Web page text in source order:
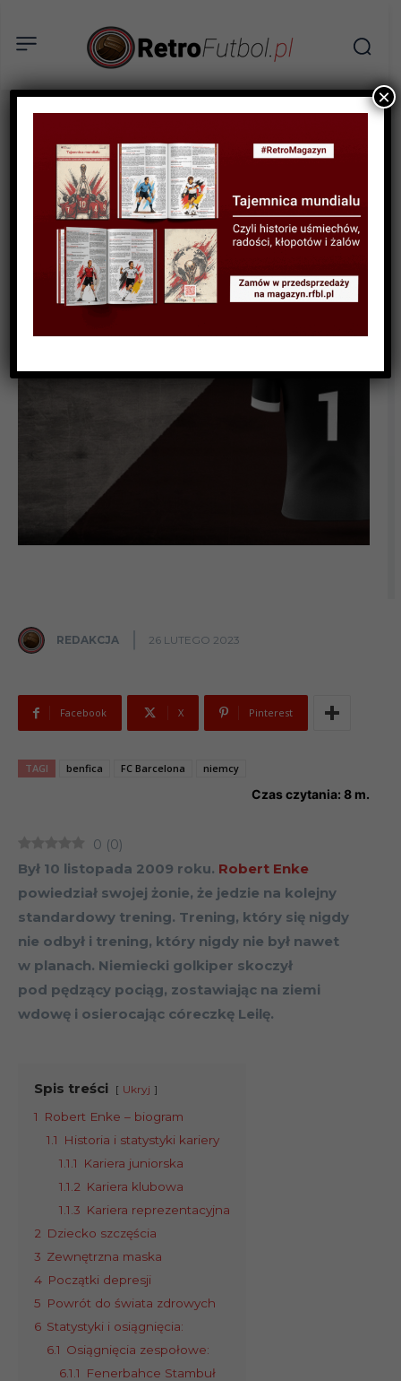
BIOGRAFIE PIŁKARZY
Przegrana walka Enke z
depresją
REDAKCJA 26 LUTEGO 2023
Facebook X Pinterest
TAGI benfica FC Barcelona niemcy
Czas czytania: 8 m.
0 (0)
Był 10 listopada 2009 roku. Robert Enke
powiedział swojej żonie, że jedzie na kolejny
standardowy trening. Trening, który się nigdy
nie odbył i trening, który nigdy nie był nawet
w planach. Niemiecki golkiper skoczył
pod pędzący pociąg, zostawiając na ziemi
wdowę i osierocając córeczkę Leilę.
Spis treści Ukryj
1
Robert Enke – biogram
1.1
Historia i statystyki kariery
1.1.1
Kariera juniorska
1.1.2 Kariera klubowa
1.1.3 Kariera reprezentacyjna
2 Dziecko szczęścia
3 Zewnętrzna maska
4 Początki depresji
5 Powrót do świata zdrowych
6 Statystyki i osiągnięcia:
6.1 Osiągnięcia zespołowe:
6.1.1
Fenerbahce Stambuł
×